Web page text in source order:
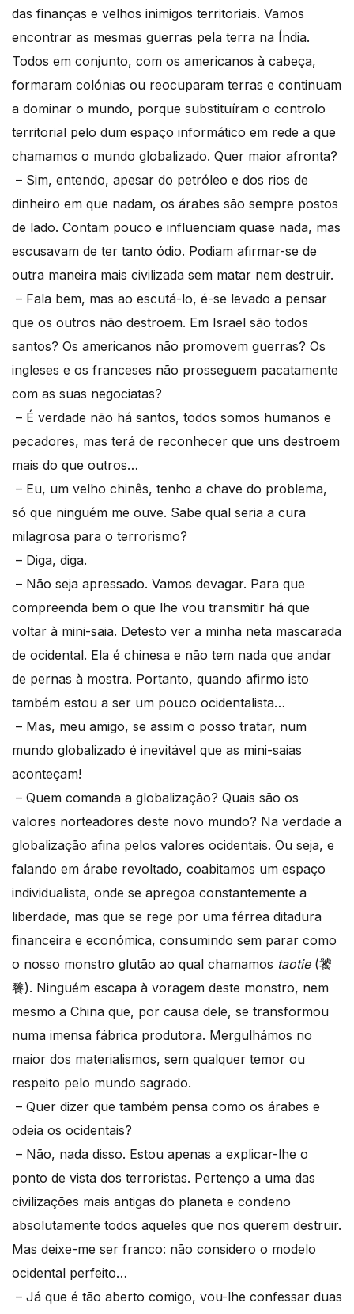
das finanças e velhos inimigos territoriais. Vamos
encontrar as mesmas guerras pela terra na Índia.
Todos em conjunto, com os americanos à cabeça,
formaram colónias ou reocuparam terras e continuam
a dominar o mundo, porque substituíram o controlo
territorial pelo dum espaço informático em rede a que
chamamos o mundo globalizado. Quer maior afronta?
– Sim, entendo, apesar do petróleo e dos rios de
dinheiro em que nadam, os árabes são sempre postos
de lado. Contam pouco e influenciam quase nada, mas
escusavam de ter tanto ódio. Podiam afirmar-se de
outra maneira mais civilizada sem matar nem destruir.
– Fala bem, mas ao escutá-lo, é-se levado a pensar
que os outros não destroem. Em Israel são todos
santos? Os americanos não promovem guerras? Os
ingleses e os franceses não prosseguem pacatamente
com as suas negociatas?
– É verdade não há santos, todos somos humanos e
pecadores, mas terá de reconhecer que uns destroem
mais do que outros…
– Eu, um velho chinês, tenho a chave do problema,
só que ninguém me ouve. Sabe qual seria a cura
milagrosa para o terrorismo?
– Diga, diga.
– Não seja apressado. Vamos devagar. Para que
compreenda bem o que lhe vou transmitir há que
voltar à mini-saia. Detesto ver a minha neta mascarada
de ocidental. Ela é chinesa e não tem nada que andar
de pernas à mostra. Portanto, quando afirmo isto
também estou a ser um pouco ocidentalista…
– Mas, meu amigo, se assim o posso tratar, num
mundo globalizado é inevitável que as mini-saias
aconteçam!
– Quem comanda a globalização? Quais são os
valores norteadores deste novo mundo? Na verdade a
globalização afina pelos valores ocidentais. Ou seja, e
falando em árabe revoltado, coabitamos um espaço
individualista, onde se apregoa constantemente a
liberdade, mas que se rege por uma férrea ditadura
financeira e económica, consumindo sem parar como
o nosso monstro glutão ao qual chamamos taotie (饕
餮). Ninguém escapa à voragem deste monstro, nem
mesmo a China que, por causa dele, se transformou
numa imensa fábrica produtora. Mergulhámos no
maior dos materialismos, sem qualquer temor ou
respeito pelo mundo sagrado.
– Quer dizer que também pensa como os árabes e
odeia os ocidentais?
– Não, nada disso. Estou apenas a explicar-lhe o
ponto de vista dos terroristas. Pertenço a uma das
civilizações mais antigas do planeta e condeno
absolutamente todos aqueles que nos querem destruir.
Mas deixe-me ser franco: não considero o modelo
ocidental perfeito…
– Já que é tão aberto comigo, vou-lhe confessar duas